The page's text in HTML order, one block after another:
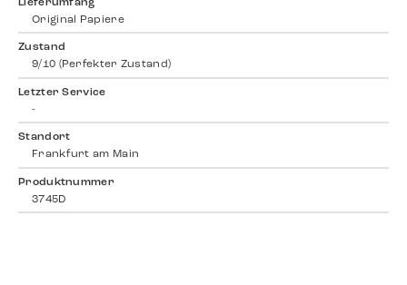
Lieferumfang
Original Papiere
Zustand
9/10 (Perfekter Zustand)
Letzter Service
-
Standort
Frankfurt am Main
Produktnummer
3745D